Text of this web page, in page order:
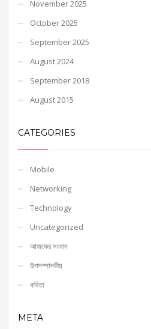
November 2025
October 2025
September 2025
August 2024
September 2018
August 2015
CATEGORIES
Mobile
Networking
Technology
Uncategorized
আজকের সংবাদ
উপসম্পাদকীয়
কবিতা
META